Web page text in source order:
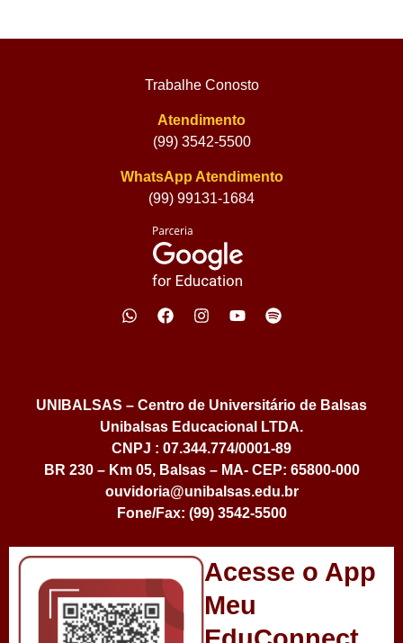
Trabalhe Conosto
Atendimento
(99) 3542-5500
WhatsApp Atendimento
(99) 99131-1684
UNIBALSAS – Centro de Universitário de Balsas
Unibalsas Educacional LTDA.
CNPJ : 07.344.774/0001-89
BR 230 – Km 05, Balsas – MA- CEP: 65800-000
ouvidoria@unibalsas.edu.br
Fone/Fax: (99) 3542-5500
Acesse o App
Meu